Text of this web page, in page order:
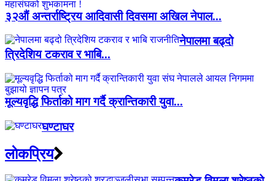
३२औं अन्तर्राष्ट्रिय आदिवासी दिवसमा अखिल नेपाल...
नेपालमा बढ्दो
त्रिदेशिय टकराव र भाबि...
मूल्यवृद्धि फिर्ताको माग गर्दै क्रान्तिकारी युवा...
घण्टाघर
लाेकप्रिय